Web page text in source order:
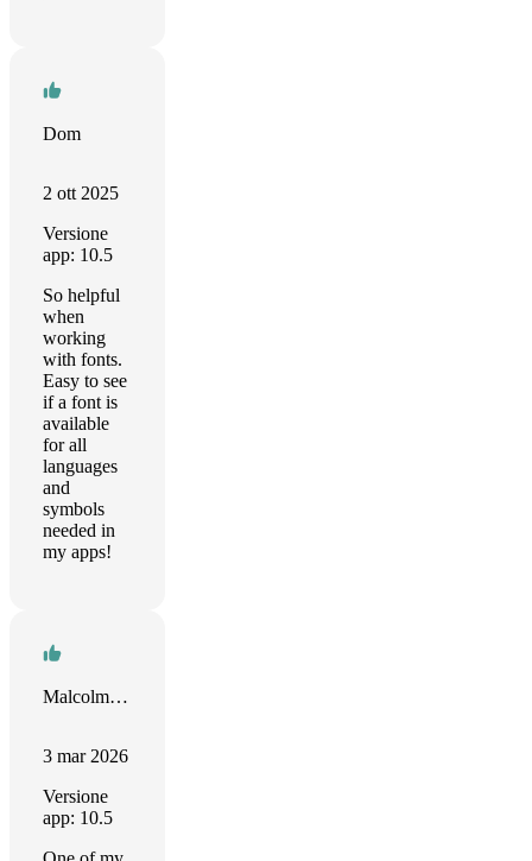
Dom
2 ott 2025
Versione
app: 10.5
So helpful
when
working
with fonts.
Easy to see
if a font is
available
for all
languages
and
symbols
needed in
my apps!
Malcolm Broderick
3 mar 2026
Versione
app: 10.5